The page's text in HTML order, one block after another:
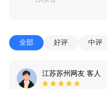
全部 好评 中评
江苏苏州网友 客人